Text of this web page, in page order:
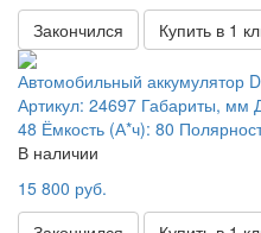
Закончился
Купить в 1
Автомобильный аккумулятор
Артикул: 24697 Габариты, мм
48 Ёмкость (А*ч): 80
В наличии
15 800 руб.